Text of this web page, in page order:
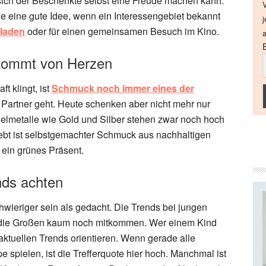
eine gute Idee, wenn ein Interessengebiet bekannt
oder für einen gemeinsamen Besuch im Kino.
von Herzen
klingt, istSchmuck noch immer eines der
geht. Heute schenken aber nicht mehr nur
wie Gold und Silber stehen zwar noch hoch
ist selbstgemachter Schmuck aus nachhaltigen
grünes Präsent.
achten
sein als gedacht. Die Trends bei jungen
Großen kaum noch mitkommen. Wer einem Kind
Trends orientieren. Wenn gerade alle
spielen, ist die Trefferquote hier hoch. Manchmal ist